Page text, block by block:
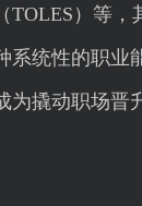
TOLES）等，
系统性的职业
为撬动职场晋